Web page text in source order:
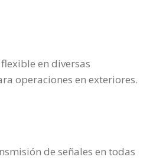
en diversas
operaciones en exteriores.
de señales en todas